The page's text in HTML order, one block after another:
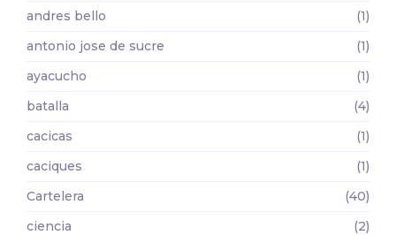
andres bello
(1)
antonio jose de sucre
(1)
ayacucho
(1)
batalla
(4)
cacicas
(1)
caciques
(1)
Cartelera
(40)
ciencia
(2)